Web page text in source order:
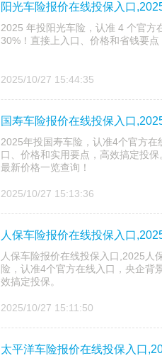
阳光车险报价在线投保入口
2025 年投阳光车险，认准 4 个官方
30%！直接上入口、价格和省钱要
2025/10/27 15:44:35
国寿车险报价在线投保入口
2025年投国寿车险，认准4个官方
口、价格和实用要点，高效搞定投
最新价格一览查询！
2025/10/27 15:13:36
人保车险报价在线投保入口
人保车险报价在线投保入口,2025人
险，认准4个官方在线入口，央企背
效搞定投保。​
2025/10/27 15:11:50
太平洋车险报价在线投保入口